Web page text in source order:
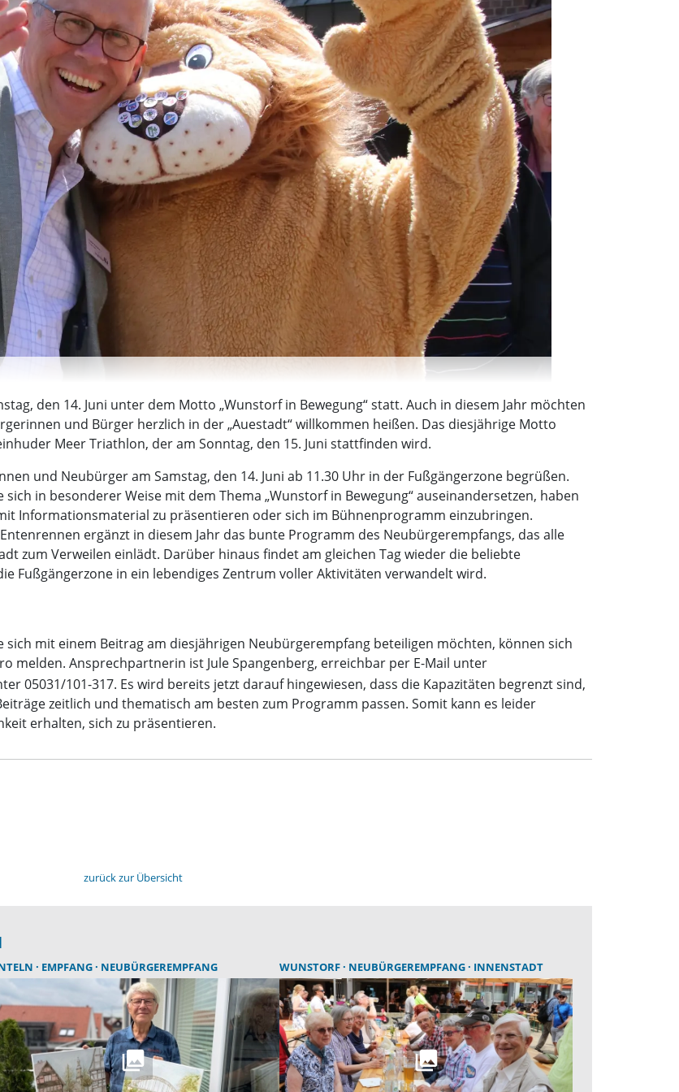
den 14. Juni unter dem Motto „Wunstorf in Bewegung“ statt. Auch in diesem Jahr möchten
und Bürger herzlich in der „Auestadt“ willkommen heißen. Das diesjährige Motto
Meer Triathlon, der am Sonntag, den 15. Juni stattfinden wird.
und Neubürger am Samstag, den 14. Juni ab 11.30 Uhr in der Fußgängerzone begrüßen.
in besonderer Weise mit dem Thema „Wunstorf in Bewegung“ auseinandersetzen, haben
Informationsmaterial zu präsentieren oder sich im Bühnenprogramm einzubringen.
ergänzt in diesem Jahr das bunte Programm des Neubürgerempfangs, das alle
zum Verweilen einlädt. Darüber hinaus findet am gleichen Tag wieder die beliebte
Fußgängerzone in ein lebendiges Zentrum voller Aktivitäten verwandelt wird.
mit einem Beitrag am diesjährigen Neubürgerempfang beteiligen möchten, können sich
melden. Ansprechpartnerin ist Jule Spangenberg, erreichbar per E-Mail unter
05031/101-317. Es wird bereits jetzt darauf hingewiesen, dass die Kapazitäten begrenzt sind,
zeitlich und thematisch am besten zum Programm passen. Somit kann es leider
erhalten, sich zu präsentieren.
zurück zur Übersicht
EMPFANG NEUBÜRGEREMPFANG WUNSTORF NEUBÜRGEREMPFANG INNENSTADT